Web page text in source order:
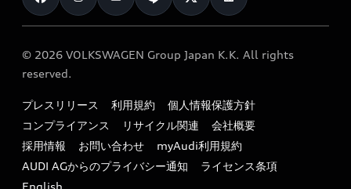
e-tronアフターサポート
myAudi
保証
メンテナンス
ファイナンス
キャンペーン / イベント
買取査定
オーナー様向けキャンペーン
特定整備適用車一覧
リサイクル法
よくある質問（FAQ）
© 2026 VOLKSWAGEN Group Japan K.K. All rights
reserved.
プレスリリース 利用規約
個人情報保護方針
コンプライアンス
リサイクル関連
会社概要
採用情報
お問い合わせ
myAudi利用規約
AUDI AGからのプライバシー通知
ライセンス条項
English